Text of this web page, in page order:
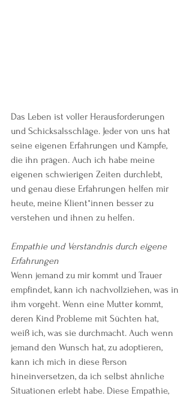
Das Leben ist voller Herausforderungen
und Schicksalsschläge. Jeder von uns hat
seine eigenen Erfahrungen und Kämpfe,
die ihn prägen. Auch ich habe meine
eigenen schwierigen Zeiten durchlebt,
und genau diese Erfahrungen helfen mir
heute, meine Klient*innen besser zu
verstehen und ihnen zu helfen.
Empathie und Verständnis durch eigene
Erfahrungen
Wenn jemand zu mir kommt und Trauer
empfindet, kann ich nachvollziehen, was in
ihm vorgeht. Wenn eine Mutter kommt,
deren Kind Probleme mit Süchten hat,
weiß ich, was sie durchmacht. Auch wenn
jemand den Wunsch hat, zu adoptieren,
kann ich mich in diese Person
hineinversetzen, da ich selbst ähnliche
Situationen erlebt habe. Diese Empathie,